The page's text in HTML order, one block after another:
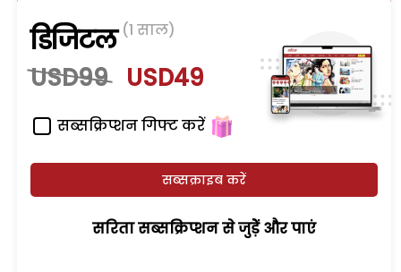
डिजिटल (1 साल)
USD99 USD49
सब्सक्रिप्शन गिफ्ट करें
सब्सक्राइब करें
सरिता सब्सक्रिप्शन से जुड़ेें और पाएं